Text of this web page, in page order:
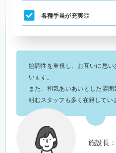
各種手当が充実◎
施設長
協調性を重視し、お互いに思
います。
また、和気あいあいとした雰
組むスタッフも多く在籍してい